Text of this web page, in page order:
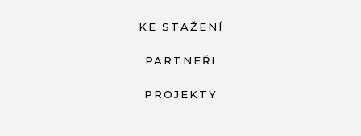
KE STAŽENÍ
PARTNEŘI
PROJEKTY